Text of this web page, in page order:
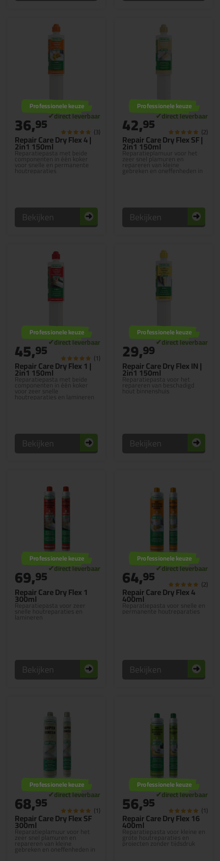
Repair Care Dry Flex 4 |
2in1 150ml
Reparatiepasta met beide
componenten in één koker
voor snelle en permanente
houtreparaties
Professionele keuze
36,95 (3)
Bekijken
Repair Care Dry Flex SF |
2in1 150ml
Reparatieplamuur voor het
zeer snel plamuren en
repareren van kleine
gebreken en oneffenheden in
hout
Professionele keuze
42,95 (2)
Bekijken
Repair Care Dry Flex 1 |
2in1 150ml
Reparatiepasta met beide
componenten in één koker
voor zeer snelle
houtreparaties en lamineren
Professionele keuze
45,95 (1)
Bekijken
Repair Care Dry Flex IN |
2in1 150ml
Reparatiepasta voor het
repareren van beschadigd
hout binnenshuis
Professionele keuze
29,99
Bekijken
Repair Care Dry Flex 1
300ml
Reparatiepasta voor zeer
snelle houtreparaties en
lamineren
Professionele keuze
69,95
Bekijken
Repair Care Dry Flex 4
400ml
Reparatiepasta voor snelle en
permanente houtreparaties
Professionele keuze
64,95 (2)
Bekijken
Repair Care Dry Flex SF
300ml
Reparatieplamuur voor het
zeer snel plamuren en
repareren van kleine
gebreken en oneffenheden in
hout
Professionele keuze
68,95 (1)
Repair Care Dry Flex 16
400ml
Reparatiepasta voor kleine en
grote houtreparaties en
projecten zonder tijdsdruk
Professionele keuze
56,95 (1)